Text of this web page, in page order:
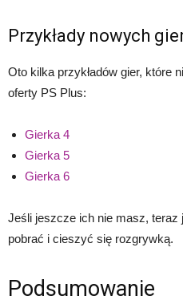
Przykłady nowych
Oto kilka przykładów gier, które
oferty PS Plus:
Gierka 4
Gierka 5
Gierka 6
Jeśli jeszcze ich nie masz, teraz
pobrać i cieszyć się rozgrywką.
Podsumowanie